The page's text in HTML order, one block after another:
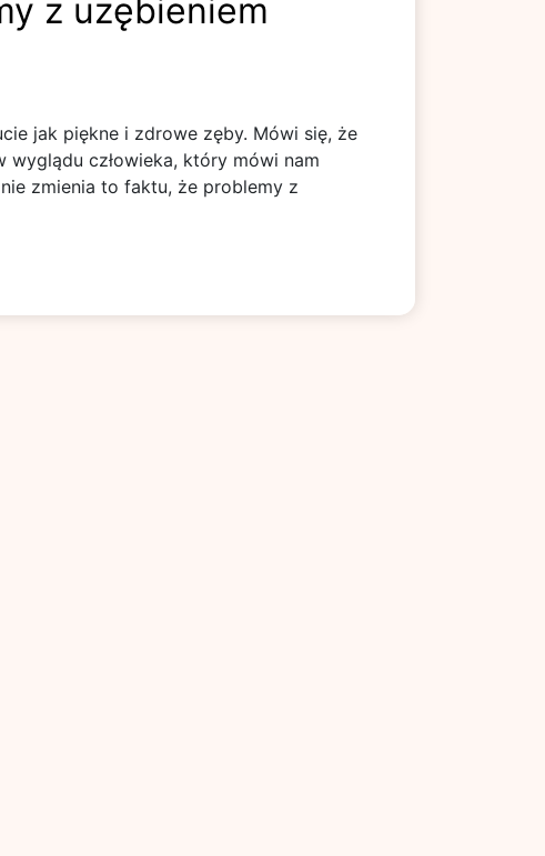
z uzębieniem
jak piękne i zdrowe zęby. Mówi się, że
człowieka, który mówi nam
zmienia to faktu, że problemy z